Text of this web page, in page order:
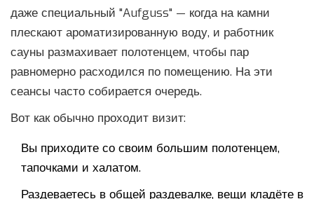
даже специальный "Aufguss" — когда на камни
плескают ароматизированную воду, и работник
сауны размахивает полотенцем, чтобы пар
равномерно расходился по помещению. На эти
сеансы часто собирается очередь.
Вот как обычно проходит визит:
Вы приходите со своим большим полотенцем,
тапочками и халатом.
Раздеваетесь в общей раздевалке, вещи кладёте в